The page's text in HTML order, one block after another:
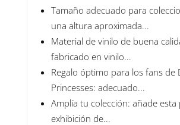
Tamaño adecuado para
una altura aproximada...
Material de vinilo de buena
fabricado en vinilo...
Regalo óptimo para los fans de
Princesses: adecuado...
Amplía tu colección: añade esta
exhibición de...